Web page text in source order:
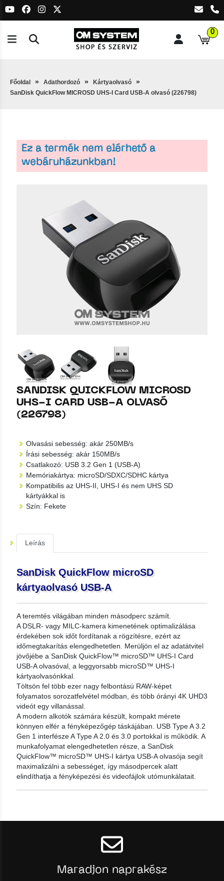
0
Főoldal Adathordozó
Kártyaolvasó
SanDisk QuickFlow MICROSD UHS-I Card USB-A olvasó (226798)
Ez a termék nem elérhető a
webáruházunkban!
SANDISK QUICKFLOW MICROSD
UHS-I CARD USB-A OLVASÓ
(226798)
Olvasási sebesség: akár 250MB/s
Írási sebesség: akár 150MB/s
Csatlakozó: USB 3.2 Gen 1 (USB-A)
Memóriakártya: microSD/SDXC/SDHC kártya
Kompatibilis az UHS-II, UHS-I és nem UHS SD
kártyákkal is
Szín: Fekete
Leírás
SanDisk QuickFlow microSD
kártyaolvasó USB-A
A teremtés világában minden másodperc számít.
A DSLR- vagy MILC-kamera kimenetének optimalizálása
érdekében sok időt fordítanak a rögzítésre, ezért az
időmegtakarítás elengedhetetlen. Merüljön el az adatátvitel
jövőjébe a SanDisk QuickFlow™ microSD™ UHS-I Card
USB-A olvasóval, a leggyorsabb microSD™ UHS-I
kártyaolvasónkkal.
Töltsön fel több ezer nagy felbontású RAW-képet
folyamatos sorozatfelvétel módban, és több órányi 4K UHD3
videót egy villanással.
A modern alkotók számára készült, kompakt mérete
könnyen elfér a fényképezőgép táskájában. USB Type A 3.2
Gen 1 interfésze A Type A 2.0 és 3.0 portokkal is működik. A
munkafolyamat elengedhetetlen része, a SanDisk
QuickFlow™ microSD™ UHS-I kártya USB-A olvasója segít
maximalizálni a sebességet, így másodpercek alatt
elindíthatja a fényképezési és videofájlok utómunkálatait.
Maradjon naprakész